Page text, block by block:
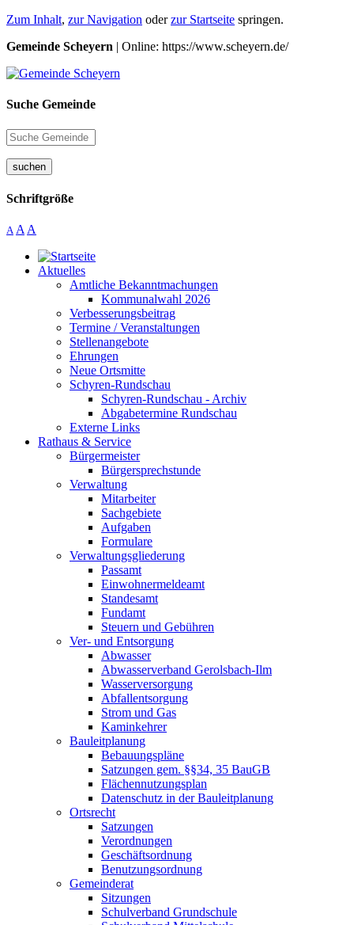
Zum Inhalt, zur Navigation oderzur Startseite springen.
Gemeinde Scheyern | Online: https://www.scheyern.de/
Suche Gemeinde
suchen
Schriftgröße
A A A
Aktuelles
Amtliche Bekanntmachungen
Kommunalwahl 2026
Verbesserungsbeitrag
Termine / Veranstaltungen
Stellenangebote
Ehrungen
Neue Ortsmitte
Schyren-Rundschau
Schyren-Rundschau - Archiv
Abgabetermine Rundschau
Externe Links
Rathaus & Service
Bürgermeister
Bürgersprechstunde
Verwaltung
Mitarbeiter
Sachgebiete
Aufgaben
Formulare
Verwaltungsgliederung
Passamt
Einwohnermeldeamt
Standesamt
Fundamt
Steuern und Gebühren
Ver- und Entsorgung
Abwasser
Abwasserverband Gerolsbach-Ilm
Wasserversorgung
Abfallentsorgung
Strom und Gas
Kaminkehrer
Bauleitplanung
Bebauungspläne
Satzungen gem. §§34, 35 BauGB
Flächennutzungsplan
Datenschutz in der Bauleitplanung
Ortsrecht
Satzungen
Verordnungen
Geschäftsordnung
Benutzungsordnung
Gemeinderat
Sitzungen
Schulverband Grundschule